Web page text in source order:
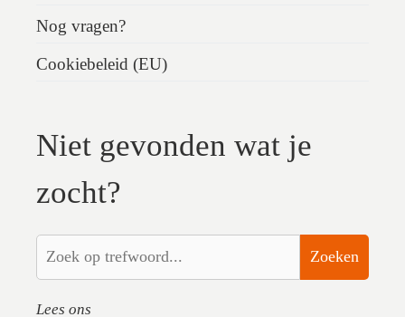
Nog vragen?
Cookiebeleid (EU)
Niet gevonden wat je
zocht?
Zoeken
Lees ons